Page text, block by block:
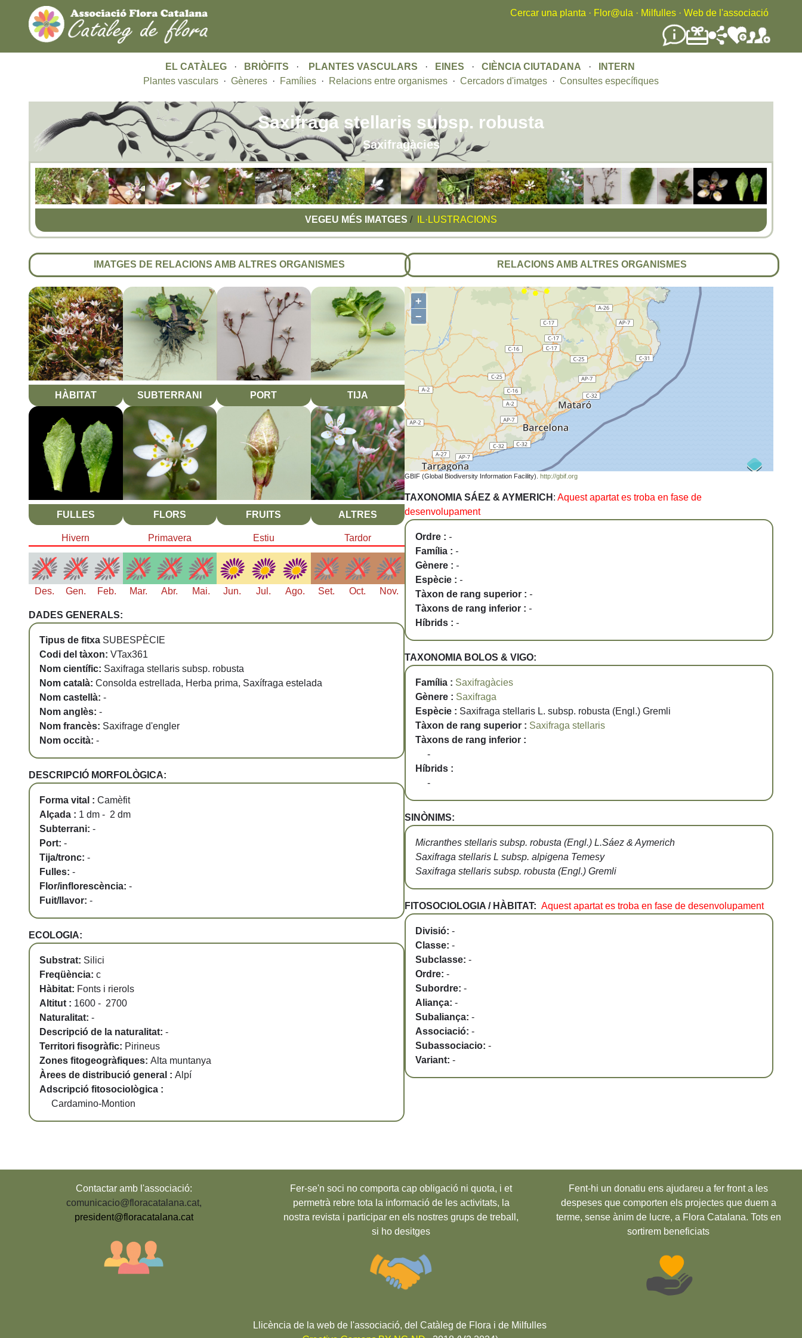
Cercar una planta · Flor@ula · Milfulles · Web de l'associació
EL CATÀLEG· BRIÒFITS · PLANTES VASCULARS · EINES · CIÈNCIA CIUTADANA ·
INTERN
Plantes vasculars · Gèneres · Famílies · Relacions entre organismes · Cercadors d'imatges · Consultes específiques
Saxifraga stellaris subsp. robusta
Saxifragàcies
VEGEU MÉS IMATGES / IL·LUSTRACIONS
IMATGES DE RELACIONS AMB ALTRES ORGANISMES
HÀBITAT SUBTERRANI PORT TIJA
FULLES FLORS FRUITS ALTRES
Hivern Primavera Estiu Tardor
Des. Gen. Feb. Mar. Abr. Mai. Jun. Jul. Ago. Set. Oct. Nov.
DADES GENERALS:
Tipus de fitxa SUBESPÈCIE
Codi del tàxon: VTax361
Nom científic: Saxifraga stellaris subsp. robusta
Nom català: Consolda estrellada, Herba prima, Saxífraga estelada
Nom castellà: -
Nom anglès: -
Nom francès: Saxifrage d'engler
Nom occità: -
DESCRIPCIÓ MORFOLÒGICA:
Forma vital : Camèfit
Alçada : 1 dm - 2 dm
Subterrani: -
Port: -
Tija/tronc: -
Fulles: -
Flor/inflorescència: -
Fuit/llavor: -
ECOLOGIA:
Substrat: Silici
Freqüència: c
Hàbitat: Fonts i rierols
Altitut : 1600 - 2700
Naturalitat: -
Descripció de la naturalitat: -
Territori fisogràfic: Pirineus
Zones fitogeogràfiques: Alta muntanya
Àrees de distribució general : Alpí
Adscripció fitosociològica :
Cardamino-Montion
RELACIONS AMB ALTRES ORGANISMES
+
−
GBIF (Global Biodiversity Information Facility).http://gbif.org
TAXONOMIA SÁEZ & AYMERICH :Aquest apartat es troba en fase de
desenvolupament
Ordre : -
Família : -
Gènere : -
Espècie : -
Tàxon de rang superior : -
Tàxons de rang inferior : -
Híbrids : -
TAXONOMIA BOLOS & VIGO:
Família : Saxifragàcies
Gènere : Saxifraga
Espècie : Saxifraga stellaris L. subsp. robusta (Engl.) Gremli
Tàxon de rang superior : Saxifraga stellaris
Tàxons de rang inferior :
-
Híbrids :
-
SINÒNIMS:
Micranthes stellaris subsp. robusta (Engl.) L.Sáez & Aymerich
Saxifraga stellaris L subsp. alpigena Temesy
Saxifraga stellaris subsp. robusta (Engl.) Gremli
FITOSOCIOLOGIA / HÀBITAT: Aquest apartat es troba en fase de desenvolupament
Divisió:-
Classe:-
Subclasse:-
Ordre:-
Subordre:-
Aliança:-
Subaliança:-
Associació:-
Subassociacio:-
Variant:-
Contactar amb l'associació:
comunicacio@floracatalana.cat,
president@floracatalana.cat
Fer-se'n soci no comporta cap obligació ni quota, i et
permetrà rebre tota la informació de les activitats, la
nostra revista i participar en els nostres grups de treball,
si ho desitges
Fent-hi un donatiu ens ajudareu a fer front a les
despeses que comporten els projectes que duem a
terme, sense ànim de lucre, a Flora Catalana. Tots en
sortirem beneficiats
Llicència de la web de l'associació, del Catàleg de Flora i de Milfulles